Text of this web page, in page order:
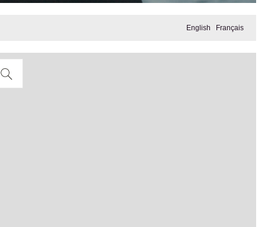
English Français